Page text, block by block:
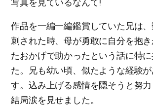
作品を一編一編鑑賞していた兄は
刺された時、母が勇敢に自分を抱
たおかげで助かったという話に特
た。兄も幼い頃、似たような経験
す。込み上げる感情を隠そうと努
結局涙を見せました。